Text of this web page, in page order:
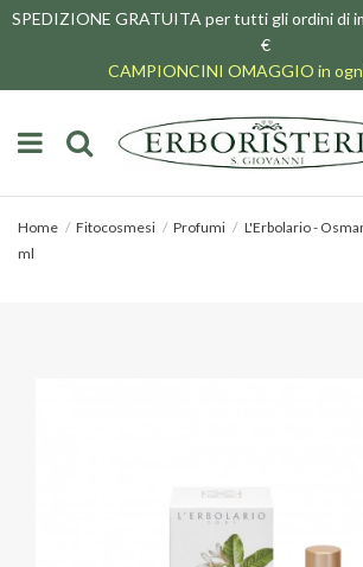
SPEDIZIONE GRATUITA per tutti gli ordini di
€
CAMPIONCINI OMAGGIO in
Home Fitocosmesi Profumi
L'Erbolario -
ml